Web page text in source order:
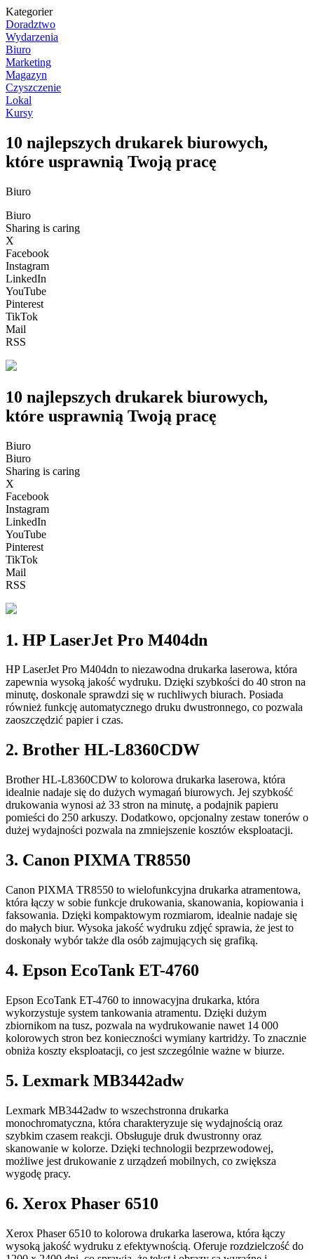
Kategorier
Doradztwo
Wydarzenia
Biuro
Marketing
Magazyn
Czyszczenie
Lokal
Kursy
10 najlepszych drukarek biurowych,
które usprawnią Twoją pracę
Biuro
Biuro
Sharing is caring
X
Facebook
Instagram
LinkedIn
YouTube
Pinterest
TikTok
Mail
RSS
10 najlepszych drukarek biurowych,
które usprawnią Twoją pracę
Biuro
Biuro
Sharing is caring
X
Facebook
Instagram
LinkedIn
YouTube
Pinterest
TikTok
Mail
RSS
1. HP LaserJet Pro M404dn
HP LaserJet Pro M404dn to niezawodna drukarka laserowa, która
zapewnia wysoką jakość wydruku. Dzięki szybkości do 40 stron na
minutę, doskonale sprawdzi się w ruchliwych biurach. Posiada
również funkcję automatycznego druku dwustronnego, co pozwala
zaoszczędzić papier i czas.
2. Brother HL-L8360CDW
Brother HL-L8360CDW to kolorowa drukarka laserowa, która
idealnie nadaje się do dużych wymagań biurowych. Jej szybkość
drukowania wynosi aż 33 stron na minutę, a podajnik papieru
pomieści do 250 arkuszy. Dodatkowo, opcjonalny zestaw tonerów o
dużej wydajności pozwala na zmniejszenie kosztów eksploatacji.
3. Canon PIXMA TR8550
Canon PIXMA TR8550 to wielofunkcyjna drukarka atramentowa,
która łączy w sobie funkcje drukowania, skanowania, kopiowania i
faksowania. Dzięki kompaktowym rozmiarom, idealnie nadaje się
do małych biur. Wysoka jakość wydruku zdjęć sprawia, że jest to
doskonały wybór także dla osób zajmujących się grafiką.
4. Epson EcoTank ET-4760
Epson EcoTank ET-4760 to innowacyjna drukarka, która
wykorzystuje system tankowania atramentu. Dzięki dużym
zbiornikom na tusz, pozwala na wydrukowanie nawet 14 000
kolorowych stron bez konieczności wymiany kartridży. To znacznie
obniża koszty eksploatacji, co jest szczególnie ważne w biurze.
5. Lexmark MB3442adw
Lexmark MB3442adw to wszechstronna drukarka
monochromatyczna, która charakteryzuje się wydajnością oraz
szybkim czasem reakcji. Obsługuje druk dwustronny oraz
skanowanie w kolorze. Dzięki technologii bezprzewodowej,
możliwe jest drukowanie z urządzeń mobilnych, co zwiększa
wygodę pracy.
6. Xerox Phaser 6510
Xerox Phaser 6510 to kolorowa drukarka laserowa, która łączy
wysoką jakość wydruku z efektywnością. Oferuje rozdzielczość do